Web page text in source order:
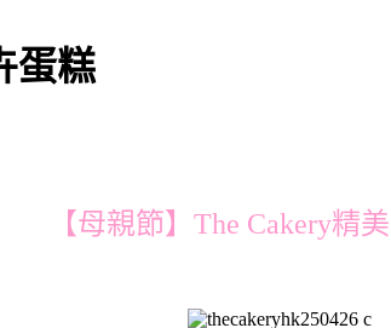
蛋糕
【母親節】The Cakery精